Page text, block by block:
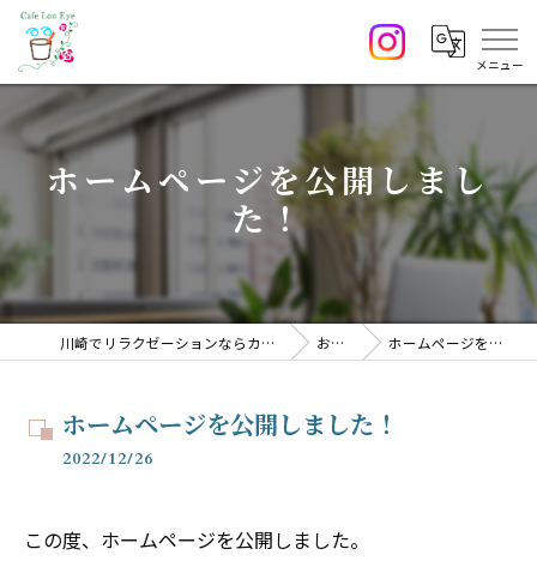
ホームページを公開しまし
た！
川崎でリラクゼーションならカフェ サロン CafeLonEye お知らせ ホームページを公開しました！
ホームページを公開しました！
2022/12/26
この度、ホームページを公開しました。